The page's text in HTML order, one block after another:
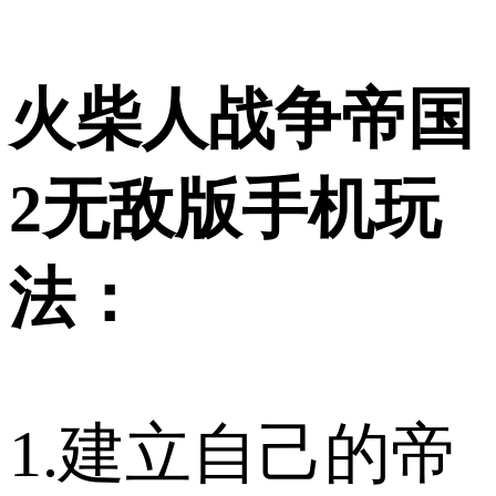
火柴人战争帝国
2无敌版手机玩
法：
1.建立自己的帝